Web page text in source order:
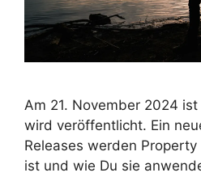
Am 21. November 2024
wird veröffentlicht. Ein
Releases werden
ist und wie Du sie